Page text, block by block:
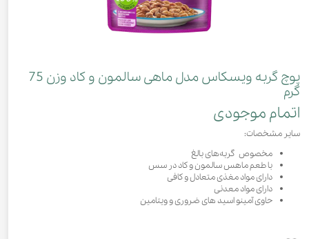
پوچ گربه ویسکاس مدل ماهی سالمون و کاد وزن 75
گرم
اتمام موجودی
سایر مشخصات:
مخصوص گربه‌های بالغ
با طعم ماهس سالمون و کاد در سس
دارای مواد مغذی متعادل و کافی
دارای مواد معدنی
حاوی آمینو اسید های ضروری و ویتامین